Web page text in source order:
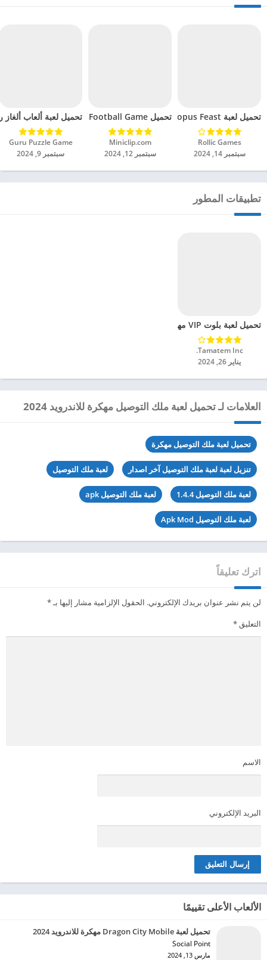
تحميل لعبة Octopus Feast مهكرة للاندرويد 2024
Rollic Games‏
سبتمبر 14, 2024
تحميل Soccer Hero PvP Football Game مهكرة للاندرويد 2024
Miniclip.com‏
سبتمبر 12, 2024
تحميل لعبة ألعاب ألغاز
Guru Puzzle Game‏
سبتمبر 9, 2024
تطبيقات المطور
تحميل لعبة بلوت VIP مهكرة للاندرويد 2024
Tamatem Inc.‏
يناير 26, 2024
العلامات لـ تحميل لعبة ملك التوصيل مهكرة للاندرويد 2024
تحميل لعبة ملك التوصيل مهكرة
تنزيل لعبة لعبة ملك التوصيل آخر اصدار لعبة ملك التوصيل
لعبة ملك التوصيل 1.4.4 لعبة ملك التوصيل apk
لعبة ملك التوصيل Apk Mod
اترك تعليقاً
لن يتم نشر عنوان بريدك الإلكتروني. الحقول الإلزامية مشار إليها بـ*
التعليق*
الاسم
البريد الإلكتروني
الألعاب الأعلى تقييمًا
تحميل لعبة Dragon City Mobile مهكرة للاندرويد 2024
Social Point‏
مارس 13, 2024